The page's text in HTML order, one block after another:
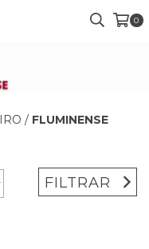
0
/ FLUMINENSE
FILTRAR